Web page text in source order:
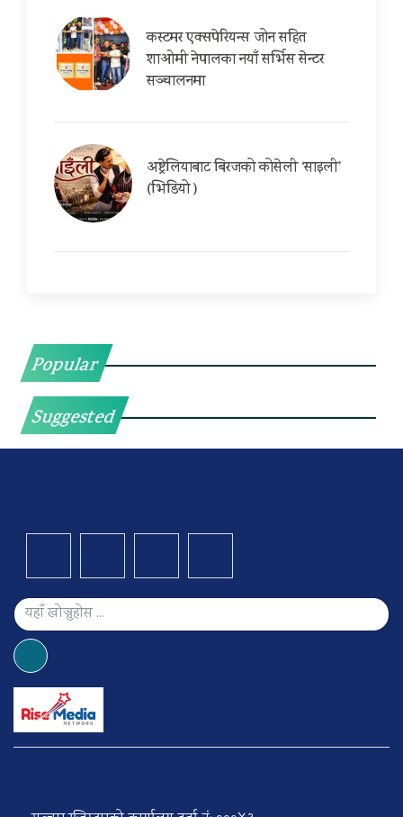
कस्टमर एक्सपेरियन्स जोन सहित
शाओमी नेपालका नयाँ सर्भिस सेन्टर
सञ्चालनमा
अष्ट्रेलियाबाट बिरजको कोसेली ‘साइली’
(भिडियो )
Popular
Suggested